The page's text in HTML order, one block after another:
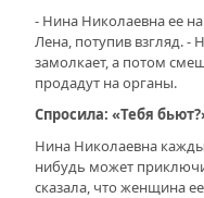
- Нина Николаевна ее
Лена, потупив взгляд.
замолкает, а потом
продадут на органы.
Спросила: «Тебя
Нина Николаевна
нибудь может
сказала, что женщина